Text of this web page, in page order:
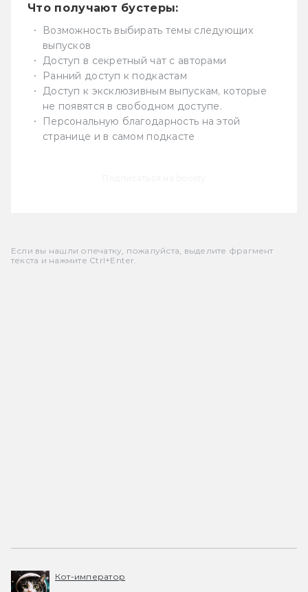
Что получают бустеры:
Возможность выбирать темы следующих
выпусков
Доступ в секретный чат с авторами
Ранний доступ к подкастам
Доступ к эксклюзивным выпускам, которые
не появятся в свободном доступе.
Персональную благодарность на этой
странице и в самом подкасте
Если вы нашли опечатку, пожалуйста, выделите фрагмент
текста и нажмите Ctrl+Enter.
Кот-император